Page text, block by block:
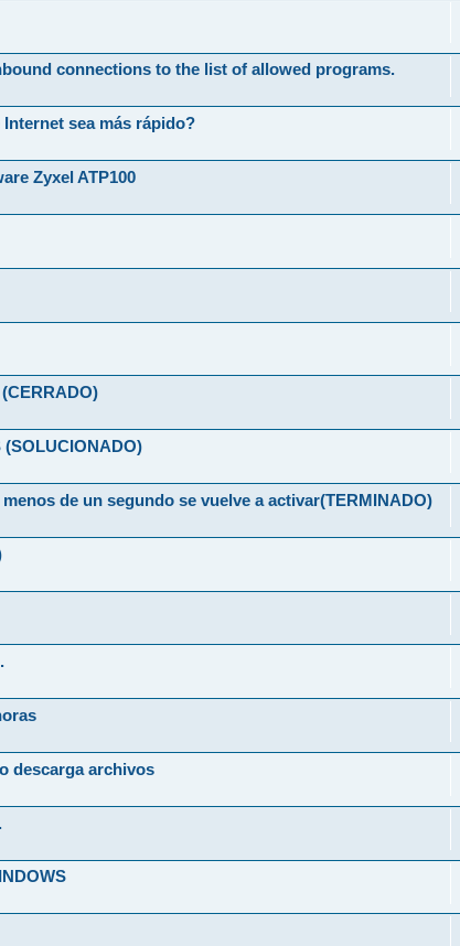
connections to the list of allowed programs.
sea más rápido?
Zyxel ATP100
(SOLUCIONADO)
de un segundo se vuelve a activar(TERMINADO)
descarga archivos